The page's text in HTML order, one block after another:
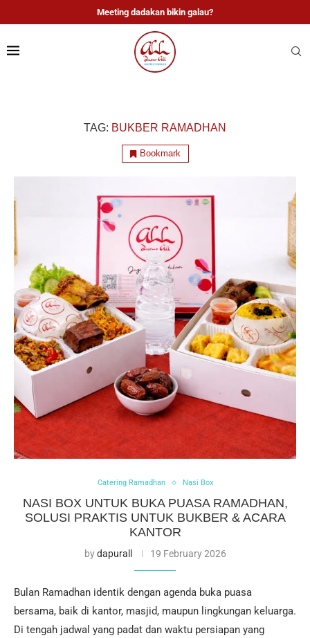
Meeting dadakan bikin galau?
TAG: BUKBER RAMADHAN
Bookmark
Catering Ramadhan Nasi Box
NASI BOX UNTUK BUKA PUASA RAMADHAN,
SOLUSI PRAKTIS UNTUK BUKBER & ACARA
KANTOR
bydapurall 19 February 2026
Bulan Ramadhan identik dengan agenda buka puasa
bersama, baik di kantor, masjid, maupun lingkungan keluarga.
Di tengah jadwal yang padat dan waktu persiapan yang